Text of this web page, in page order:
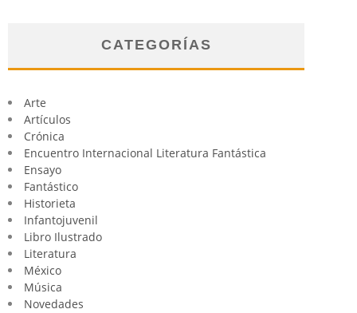
CATEGORÍAS
Arte
Artículos
Crónica
Encuentro Internacional Literatura Fantástica
Ensayo
Fantástico
Historieta
Infantojuvenil
Libro Ilustrado
Literatura
México
Música
Novedades